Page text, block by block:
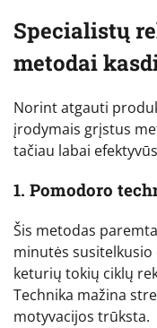
Specialistų
metodai
Norint atgauti
įrodymais grįstus
tačiau labai
1. Pomodoro
Šis metodas
minutės
keturių tokių ciklų
Technika mažina
motyvacijos trūksta.